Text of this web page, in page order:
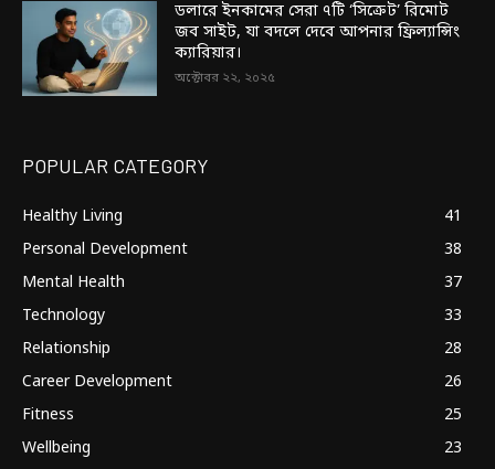
ডলারে ইনকামের সেরা ৭টি ‘সিক্রেট’ রিমোট
জব সাইট, যা বদলে দেবে আপনার ফ্রিল্যান্সিং
ক্যারিয়ার।
অক্টোবর ২২, ২০২৫
POPULAR CATEGORY
Healthy Living
41
Personal Development
38
Mental Health
37
Technology
33
Relationship
28
Career Development
26
Fitness
25
Wellbeing
23